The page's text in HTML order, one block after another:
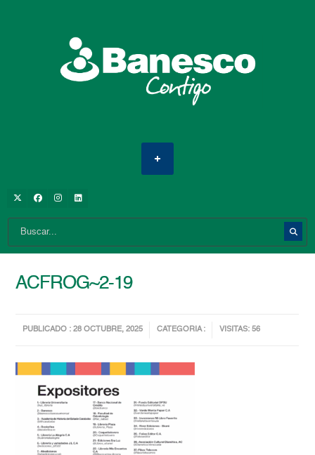
ACFROG~2-19
PUBLICADO : 28 OCTUBRE, 2025 CATEGORIA : VISITAS: 56